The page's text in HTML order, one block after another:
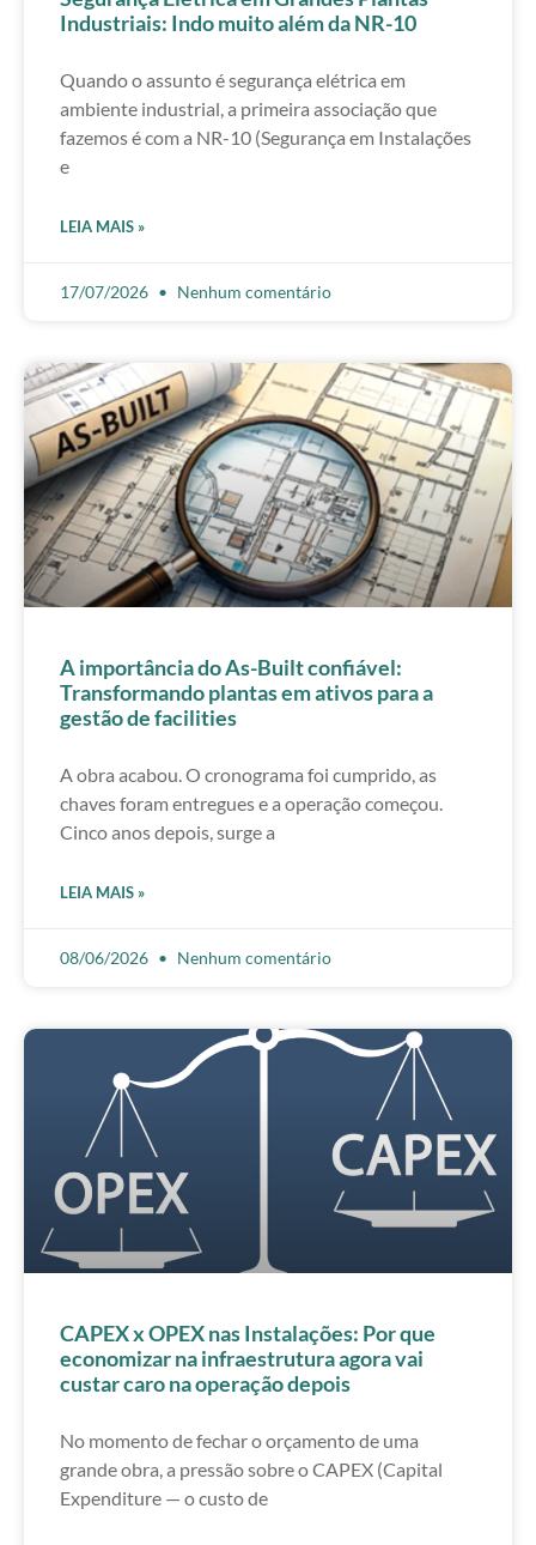
Industriais: Indo muito além da NR-10
Quando o assunto é segurança elétrica em
ambiente industrial, a primeira associação que
fazemos é com a NR-10 (Segurança em Instalações
e
LEIA MAIS »
17/07/2026 Nenhum comentário
A importância do As-Built confiável:
Transformando plantas em ativos para a
gestão de facilities
A obra acabou. O cronograma foi cumprido, as
chaves foram entregues e a operação começou.
Cinco anos depois, surge a
LEIA MAIS »
08/06/2026 Nenhum comentário
CAPEX x OPEX nas Instalações: Por que
economizar na infraestrutura agora vai
custar caro na operação depois
No momento de fechar o orçamento de uma
grande obra, a pressão sobre o CAPEX (Capital
Expenditure — o custo de